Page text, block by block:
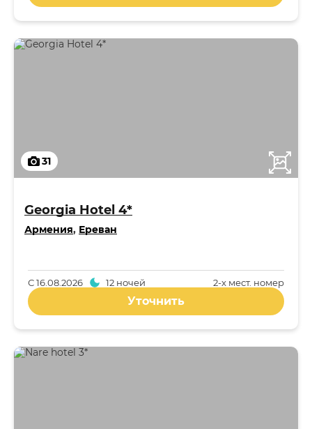
31
Georgia Hotel 4*
Армения, Ереван
2-x мест. номер
С16.08.2026 12 ночей
Уточнить